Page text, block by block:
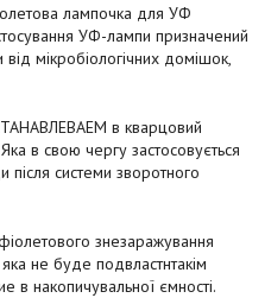
лампочка для УФ
УФ-лампи призначений
мікробіологічних домішок,
в кварцовий
в свою чергу застосовується
системи зворотного
знезаражування
не буде подвластнтакім
в накопичувальної ємності.